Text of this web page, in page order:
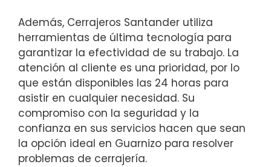
Además, Cerrajeros Santander utiliza
herramientas de última tecnología para
garantizar la efectividad de su trabajo. La
atención al cliente es una prioridad, por lo
que están disponibles las 24 horas para
asistir en cualquier necesidad. Su
compromiso con la seguridad y la
confianza en sus servicios hacen que sean
la opción ideal en Guarnizo para resolver
problemas de cerrajería.